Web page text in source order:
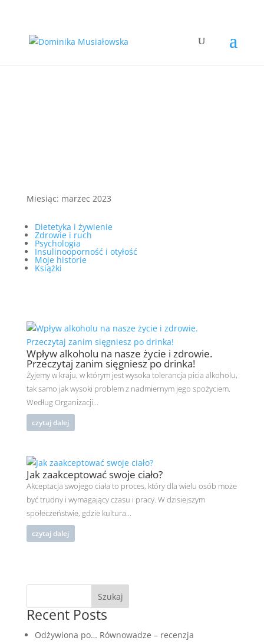
Miesiąc: marzec 2023
Dietetyka i żywienie
Zdrowie i ruch
Psychologia
Insulinooporność i otyłość
Moje historie
Książki
Wpływ alkoholu na nasze życie i zdrowie.
Przeczytaj zanim sięgniesz po drinka!
Żyjemy w kraju, w którym jest wysoka tolerancja picia alkoholu,
tak samo jak wysoki problem z nadmiernym jego spożyciem.
Według Organizacji...
czytaj dalej
Jak zaakceptować swoje ciało?
Akceptacja swojego ciała to proces, który dla wielu osób może
być trudny i wymagający czasu i pracy. W dzisiejszym
społeczeństwie, gdzie kultura...
czytaj dalej
Szukaj
Recent Posts
Odżywiona po… Równowadze – recenzja